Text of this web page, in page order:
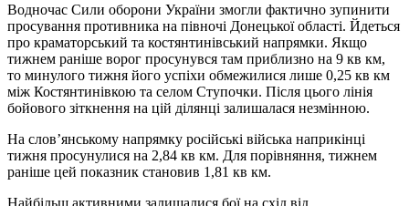
Водночас Сили оборони України змогли фактично зупинити
просування противника на півночі Донецької області. Йдеться
про краматорський та костянтинівський напрямки. Якщо
тижнем раніше ворог просунувся там приблизно на 9 кв км,
то минулого тижня його успіхи обмежилися лише 0,25 кв км
між Костянтинівкою та селом Ступочки. Після цього лінія
бойового зіткнення на цій ділянці залишалася незмінною.
На слов’янському напрямку російські війська наприкінці
тижня просунулися на 2,84 кв км. Для порівняння, тижнем
раніше цей показник становив 1,81 кв км.
Найбільш активними залишалися бої на схід від